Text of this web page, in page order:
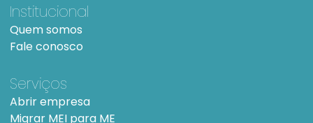
Institucional
Quem somos
Fale conosco
Serviços
Abrir empresa
Migrar MEI para ME